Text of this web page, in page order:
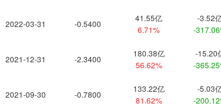
2022-03-31
2021-12-31
2021-09-30
-0.5400
41.55亿
6.71%
-3.52
-
-2.3400
180.38亿
56.62%
-15.20
-
-0.7800
133.22亿
81.62%
-5.03
-